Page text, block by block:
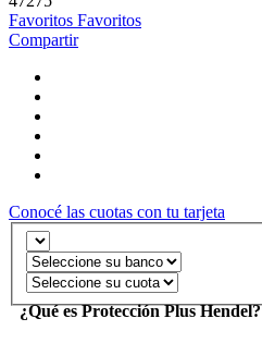
Favoritos Favoritos
Compartir
Conocé las cuotas con tu tarjeta
¿Qué es Protección Plus Hendel?